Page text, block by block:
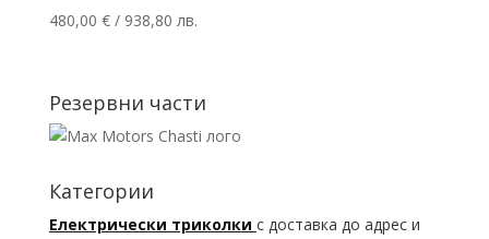
480,00 €/ 938,80 лв.
Резервни части
Категории
Електрически триколки с доставка до адрес и